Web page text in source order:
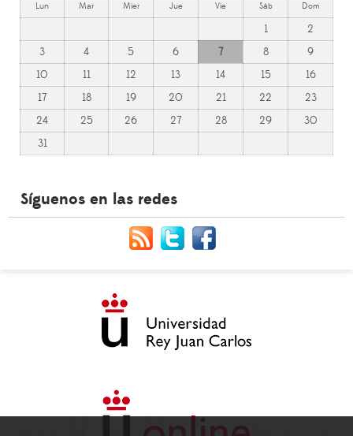
Lun Mar Mier Jue Vie Sáb Dom
1
2
3
4 5 6 7 8
9
10
11 12 13 14 15
16
17
18 19 20 21 22
23
24
25 26 27 28 29
30
31
Síguenos en las redes